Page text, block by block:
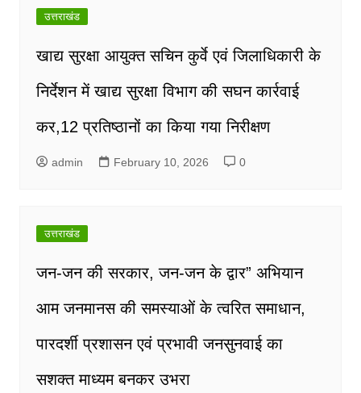
उत्तराखंड
खाद्य सुरक्षा आयुक्त सचिन कुर्वे एवं जिलाधिकारी के
निर्देशन में खाद्य सुरक्षा विभाग की सघन कार्रवाई
कर,12 प्रतिष्ठानों का किया गया निरीक्षण
admin February 10, 2026 0
उत्तराखंड
जन-जन की सरकार, जन-जन के द्वार” अभियान
आम जनमानस की समस्याओं के त्वरित समाधान,
पारदर्शी प्रशासन एवं प्रभावी जनसुनवाई का
सशक्त माध्यम बनकर उभरा